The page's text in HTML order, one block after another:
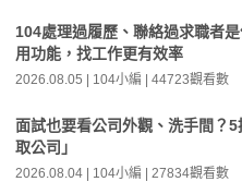
104處理過履歷、聯絡過求職者
用功能，找工作更有效率
2026.08.05 | 104小編 | 44723觀看數
面試也要看公司外觀、洗手間？
取公司」
2026.08.04 | 104小編 | 27834觀看數